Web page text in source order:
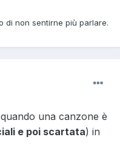
di non sentirne più parlare.
una canzone è
e poi scartata) in